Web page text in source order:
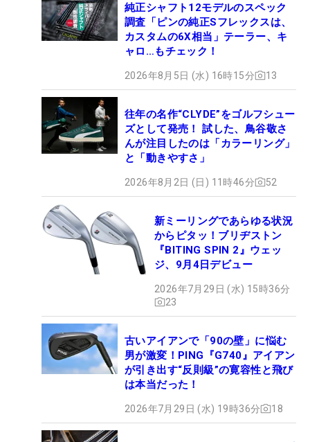
純正シャフト12モデルのスペック
調査「ピンの純正Sフレックスは、
カスタムの6X相当」テーラー、キ
ャロ…もチェック！
2026年8月5日 (水) 16時15分 13
往年の名作“CLYDE”をゴルフシュー
ズとして発売！ 試した、鳥谷敬さ
んが注目したのは「カラーリング」
と「動きやすさ」
2026年8月2日 (日) 11時46分 52
新ミーリングであらゆる状況
からピタッ！ブリヂストン
『BITING SPIN 2』ウェッ
ジ、9月4日デビュー
2026年7月29日 (水) 15時36分
23
古いアイアンで「90の壁」に悩む
男が激変！PING『G740』アイアン
が引き出す“反則級”の寛容性と飛び
は本当だった！
2026年7月29日 (水) 19時36分 18